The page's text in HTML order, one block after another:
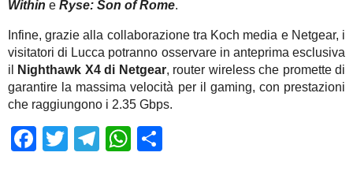
Within e Ryse: Son of Rome.
Infine, grazie alla collaborazione tra Koch media e Netgear, i
visitatori di Lucca potranno osservare in anteprima esclusiva
il
Nighthawk X4 di Netgear, router wireless che promette di
garantire la massima velocità per il gaming, con prestazioni
che raggiungono i 2.35 Gbps.
Facebook
TwitterTelegram
WhatsApp